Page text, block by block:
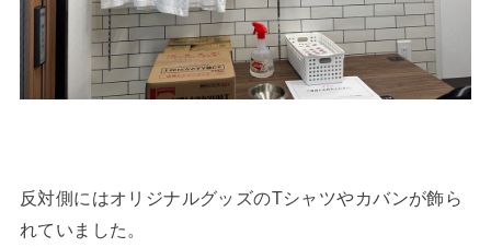
反対側にはオリジナルグッズのTシャツやカバンが飾ら
れていました。